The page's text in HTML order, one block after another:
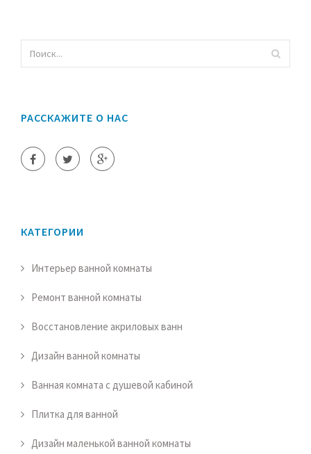
РАССКАЖИТЕ О НАС
КАТЕГОРИИ
Интерьер ванной комнаты
Ремонт ванной комнаты
Восстановление акриловых ванн
Дизайн ванной комнаты
Ванная комната с душевой кабиной
Плитка для ванной
Дизайн маленькой ванной комнаты